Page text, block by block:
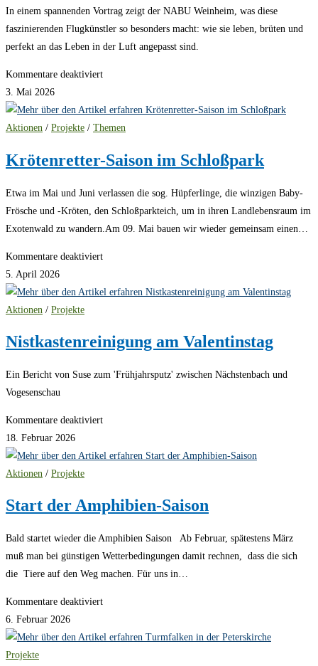
In einem spannenden Vortrag zeigt der NABU Weinheim, was diese
faszinierenden Flugkünstler so besonders macht: wie sie leben, brüten und
perfekt an das Leben in der Luft angepasst sind.
Kommentare deaktiviertfür
zu
Mauerseglern
Schwalben
27.05.
3. Mai 2026
Aktionen / Projekte / Themen
Krötenretter-Saison im Schloßpark
Etwa im Mai und Juni verlassen die sog. Hüpferlinge, die winzigen Baby-
Frösche und -Kröten, den Schloßparkteich, um in ihren Landlebensraum im
Exotenwald zu wandern.Am 09. Mai bauen wir wieder gemeinsam einen…
Kommentare deaktiviertfür
Saison
5. April 2026
Aktionen / Projekte
Nistkastenreinigung am Valentinstag
Ein Bericht von Suse zum 'Frühjahrsputz' zwischen Nächstenbach und
Vogesenschau
Kommentare deaktiviertfür
am
18. Februar 2026
Aktionen / Projekte
Start der Amphibien-Saison
Bald startet wieder die Amphibien Saison Ab Februar, spätestens März
muß man bei günstigen Wetterbedingungen damit rechnen, dass die sich
die Tiere auf den Weg machen. Für uns in…
Kommentare deaktiviertfür
der
6. Februar 2026
Projekte